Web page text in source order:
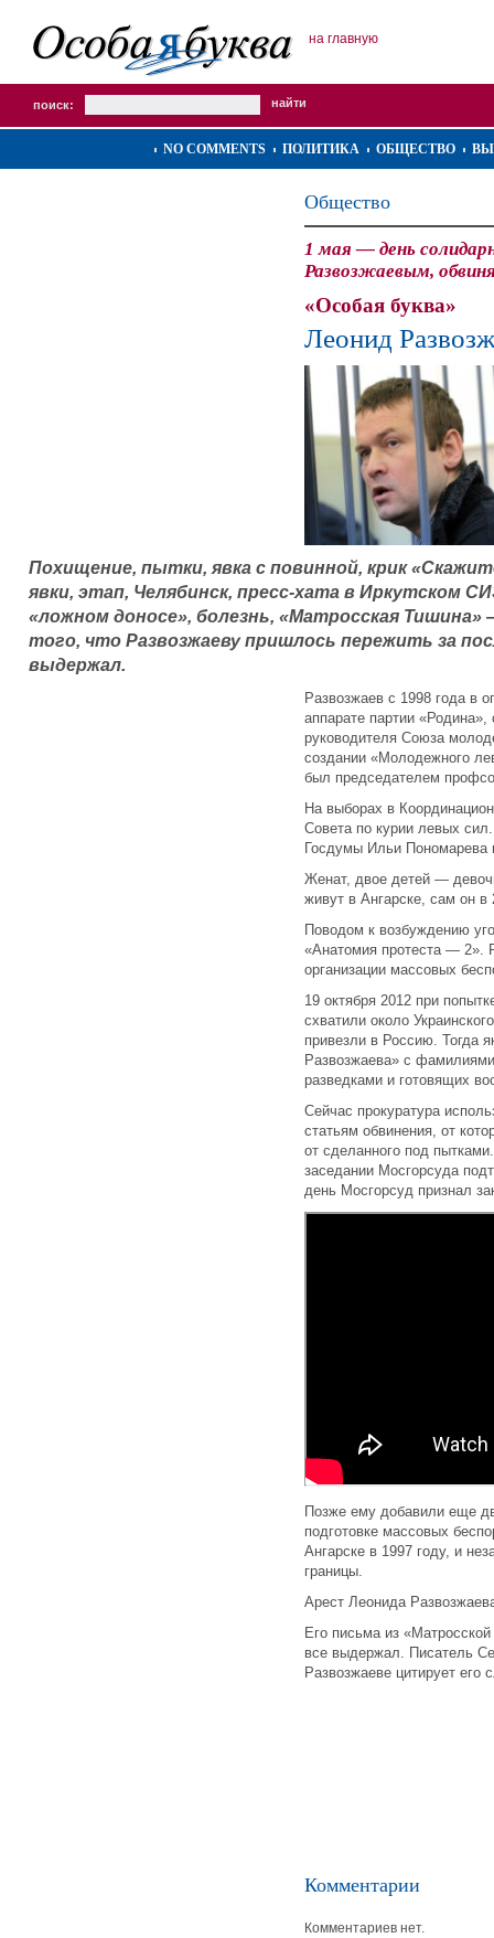
на главную
поиск:
NO COMMENTS ПОЛИТИКА ОБЩЕСТВО
Общество
1 мая — день
Развозжаевым,
«Особая буква»
Леонид
Похищение, пытки, явка с повинной, крик
явки, этап, Челябинск, пресс-хата в Иркутском
«ложном доносе», болезнь, «Матросская
того, что Развозжаеву пришлось пережить за
выдержал.
Развозжаев с 1998 года в
аппарате партии
руководителя Союза
создании «Молодежного
был председателем
На выборах в
Совета по курии левых
Госдумы Ильи Пономарева
Женат, двое детей —
живут в Ангарске, сам он в
Поводом к возбуждению
«Анатомия протеста — 2».
организации массовых
19 октября 2012 при
схватили около
привезли в Россию. Тогда
Развозжаева» с
разведками и готовящих
Сейчас прокуратура
статьям обвинения, от
от сделанного под
заседании Мосгорсуда
день Мосгорсуд признал
Позже ему добавили еще
подготовке массовых
Ангарске в 1997 году, и
границы.
Арест Леонида
Его письма из
все выдержал. Писатель
Развозжаеве цитирует
Комментарии
Комментариев нет.